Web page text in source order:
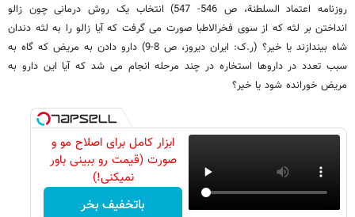
روزنامه اعتماد السلطنة، ص 546- 547) انتخاب یک روش درمانی چون زالو
انداختن بر لثه که از سوی فخرالاطبا صورت می گرفت که آیا زالو را به لثه دندان
شاه بیندازند یا خیر؟ (ر.ک: ایران دیروز، ص 8-9) دارو دادن به مریض که گاه به
سبب تعدد در داروها استخاره در چند مرحله انجام می شد که آیا این دارو به
مریض خورانده شود یا خیر؟
ابزار کامل برای اصلاح مو و
صورت (قیمت رو ببینی باور
نمیکنی!)
باتخفیف بخر